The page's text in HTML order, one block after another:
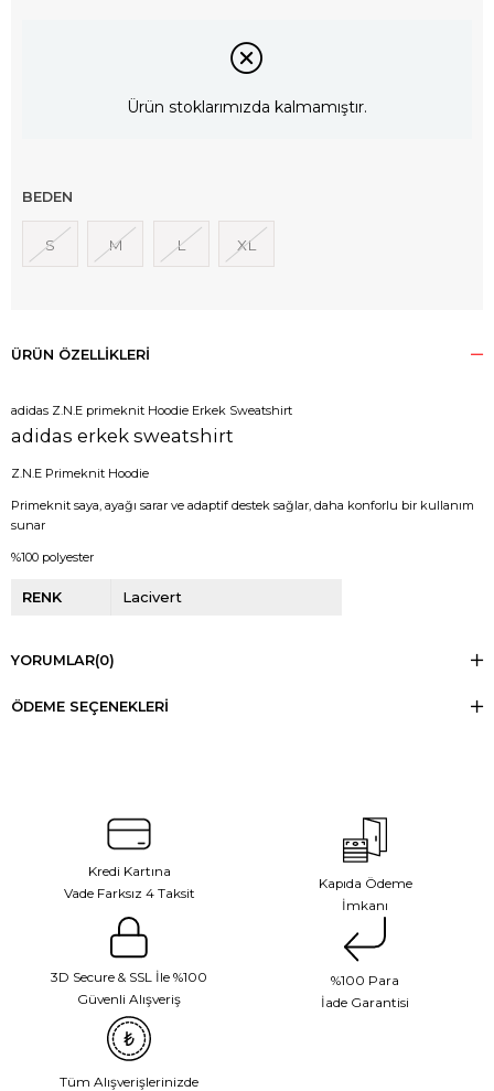
Ürün stoklarımızda kalmamıştır.
BEDEN
S M L XL
ÜRÜN ÖZELLIKLERI
adidas Z.N.E primeknit Hoodie Erkek Sweatshirt
adidas erkek sweatshirt
Z.N.E Primeknit Hoodie
Primeknit saya, ayağı sarar ve adaptif destek sağlar, daha konforlu bir kullanım
sunar
%100 polyester
RENK Lacivert
YORUMLAR(0)
ÖDEME SEÇENEKLERI
Kredi Kartına
Vade Farksız 4 Taksit
Kapıda Ödeme
İmkanı
3D Secure & SSL İle %100
Güvenli Alışveriş
%100 Para
İade Garantisi
Tüm Alışverişlerinizde